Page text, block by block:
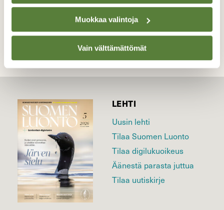
Muokkaa valintoja
Vain välttämättömät
TAKAISIN LISTAAN
LEHTI
Uusin lehti
Tilaa Suomen Luonto
Tilaa digilukuoikeus
Äänestä parasta juttua
Tilaa uutiskirje